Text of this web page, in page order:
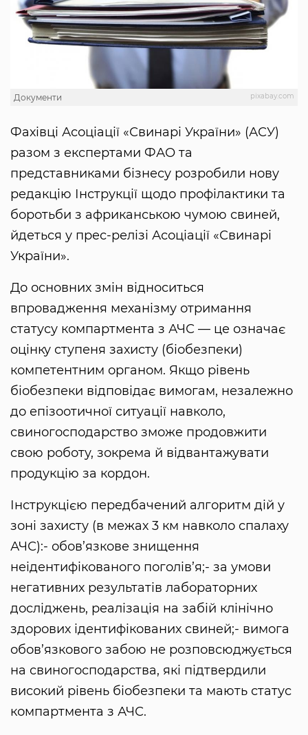
pixabay.com
Документи
Фахівці Асоціації «Свинарі України» (АСУ)
разом з експертами ФАО та
представниками бізнесу розробили нову
редакцію Інструкції щодо профілактики та
боротьби з африканською чумою свиней,
йдеться у прес-релізі Асоціації «Свинарі
України».
До основних змін відноситься
впровадження механізму отримання
статусу компартмента з АЧС — це означає
оцінку ступеня захисту (біобезпеки)
компетентним органом. Якщо рівень
біобезпеки відповідає вимогам, незалежно
до епізоотичної ситуації навколо,
свиногосподарство зможе продовжити
свою роботу, зокрема й відвантажувати
продукцію за кордон.
Інструкцією передбачений алгоритм дій у
зоні захисту (в межах 3 км навколо спалаху
АЧС):- обов’язкове знищення
неідентифікованого поголів’я;- за умови
негативних результатів лабораторних
досліджень, реалізація на забій клінічно
здорових ідентифікованих свиней;- вимога
обов’язкового забою не розповсюджується
на свиногосподарства, які підтвердили
високий рівень біобезпеки та мають статус
компартмента з АЧС.